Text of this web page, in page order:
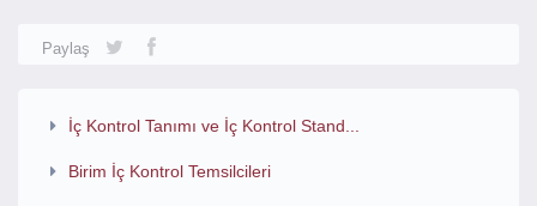
Paylaş
İç Kontrol Tanımı ve İç Kontrol Stand...
Birim İç Kontrol Temsilcileri